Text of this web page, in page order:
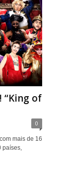
“King of
0
mais de 16
países,